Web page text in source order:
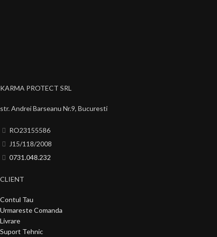
KARMA PROTECT SRL
str. Andrei Barseanu Nr.9, Bucuresti
RO23155586
J15/118/2008
0731.048.232
CLIENT
Contul Tau
Urmareste Comanda
Livrare
Suport Tehnic